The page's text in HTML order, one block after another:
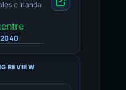
e Irlanda
REVIEW